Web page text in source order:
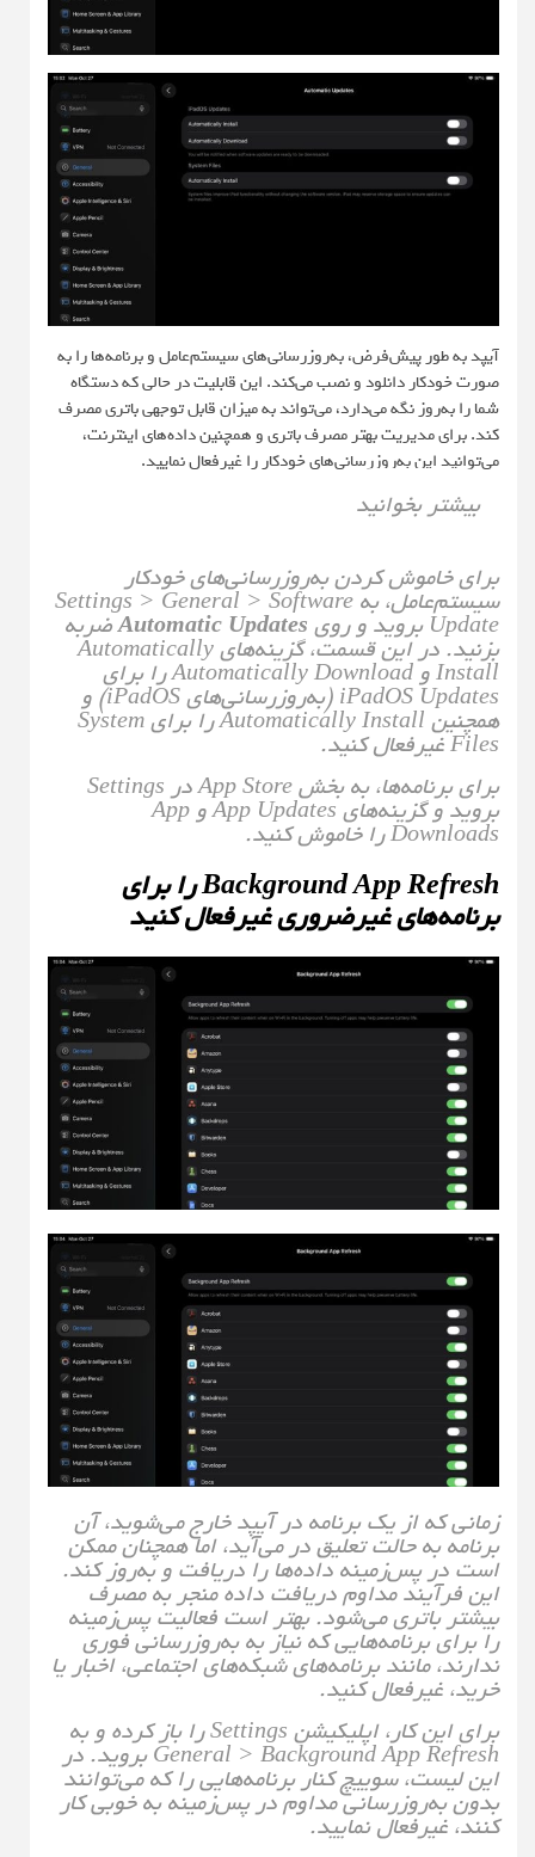
آیپد به طور پیش‌فرض، به‌روزرسانی‌های سیستم‌عامل و برنامه‌ها را به
صورت خودکار دانلود و نصب می‌کند. این قابلیت در حالی که دستگاه
شما را به‌روز نگه می‌دارد، می‌تواند به میزان قابل توجهی باتری مصرف
کند. برای مدیریت بهتر مصرف باتری و همچنین داده‌های اینترنت،
می‌توانید این به‌روزرسانی‌های خودکار را غیرفعال نمایید.
بیشتر بخوانید
برای خاموش کردن به‌روزرسانی‌های خودکار
سیستم‌عامل، به Settings > General > Software
Update بروید و روی Automatic Updatesضربه
بزنید. در این قسمت، گزینه‌های Automatically
Install و Automatically Download را برای
iPadOS Updates (به‌روزرسانی‌های iPadOS) و
همچنین Automatically Install را برای System
Files غیرفعال کنید.
برای برنامه‌ها، به بخش App Store در Settings
بروید و گزینه‌های App Updates و App
Downloads را خاموش کنید.
Background App Refresh را برای
برنامه‌های غیرضروری غیرفعال کنید
زمانی که از یک برنامه در آیپد خارج می‌شوید، آن
برنامه به حالت تعلیق در می‌آید، اما همچنان ممکن
است در پس‌زمینه داده‌ها را دریافت و به‌روز کند.
این فرآیند مداوم دریافت داده منجر به مصرف
بیشتر باتری می‌شود. بهتر است فعالیت پس‌زمینه
را برای برنامه‌هایی که نیاز به به‌روزرسانی فوری
ندارند، مانند برنامه‌های شبکه‌های اجتماعی، اخبار یا
خرید، غیرفعال کنید.
برای این کار، اپلیکیشن Settings را باز کرده و به
General > Background App Refresh بروید. در
این لیست، سوییچ کنار برنامه‌هایی را که می‌توانند
بدون به‌روزرسانی مداوم در پس‌زمینه به خوبی کار
کنند، غیرفعال نمایید.